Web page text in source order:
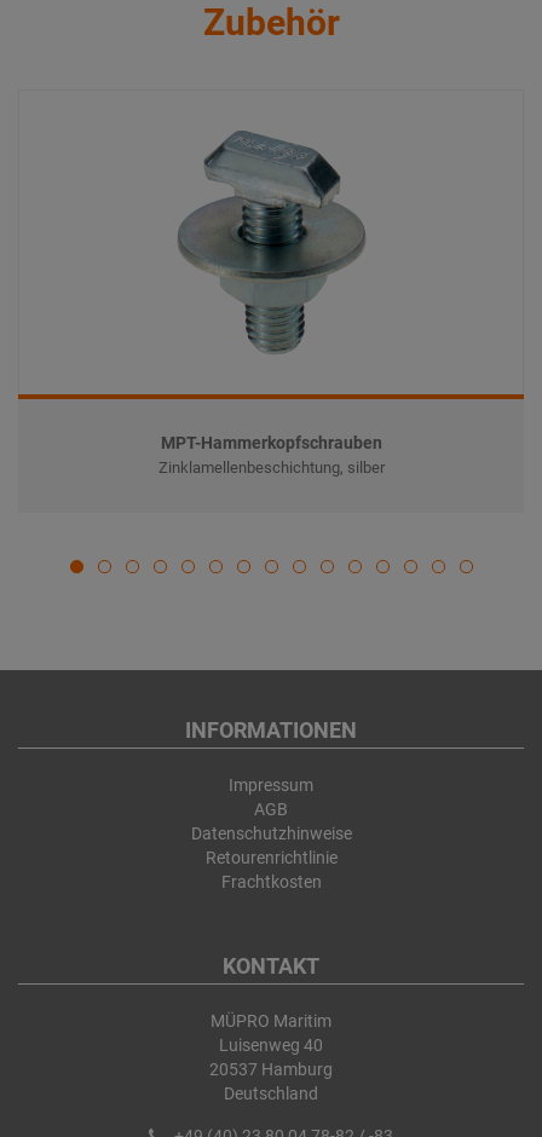
Zubehör
MPT-Hammerkopfschrauben
Zinklamellenbeschichtung, silber
INFORMATIONEN
Impressum
AGB
Datenschutzhinweise
Retourenrichtlinie
Frachtkosten
KONTAKT
MÜPRO Maritim
Luisenweg 40
20537 Hamburg
Deutschland